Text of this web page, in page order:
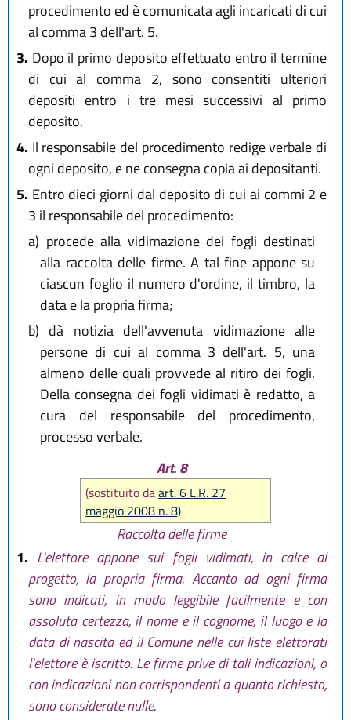
procedimento ed è comunicata agli incaricati di cui
al comma 3 dell'art. 5.
3. Dopo il primo deposito effettuato entro il termine
di cui al comma 2, sono consentiti ulteriori
depositi entro i tre mesi successivi al primo
deposito.
4. Il responsabile del procedimento redige verbale di
ogni deposito, e ne consegna copia ai depositanti.
5. Entro dieci giorni dal deposito di cui ai commi 2 e
3 il responsabile del procedimento:
a) procede alla vidimazione dei fogli destinati
alla raccolta delle firme. A tal fine appone su
ciascun foglio il numero d'ordine, il timbro, la
data e la propria firma;
b) dà notizia dell'avvenuta vidimazione alle
persone di cui al comma 3 dell'art. 5, una
almeno delle quali provvede al ritiro dei fogli.
Della consegna dei fogli vidimati è redatto, a
cura del responsabile del procedimento,
processo verbale.
Art. 8
(sostituito daart. 6 L.R. 27
maggio 2008 n. 8)
Raccolta delle firme
1. L'elettore appone sui fogli vidimati, in calce al
progetto, la propria firma. Accanto ad ogni firma
sono indicati, in modo leggibile facilmente e con
assoluta certezza, il nome e il cognome, il luogo e la
data di nascita ed il Comune nelle cui liste elettorati
l'elettore è iscritto. Le firme prive di tali indicazioni, o
con indicazioni non corrispondenti a quanto richiesto,
sono considerate nulle.